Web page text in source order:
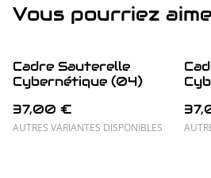
Vous pourriez
Cadre Sauterelle
Cybernétique (04)
37,00 €
AUTRES VARIANTES DISPONIBLES